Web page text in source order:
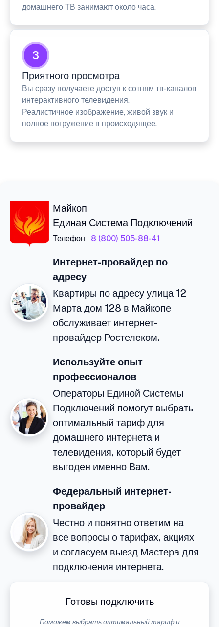
домашнего ТВ занимают около часа.
3
Приятного просмотра
Вы сразу получаете доступ к сотням тв-каналов
интерактивного телевидения.
Реалистичное изображение, живой звук и
полное погружение в происходящее.
Майкоп
Единая Система Подключений
Телефон : 8 (800) 505-88-41
Интернет-провайдер по
адресу
Квартиры по адресу улица 12
Марта дом 128 в Майкопе
обслуживает интернет-
провайдер Ростелеком.
Используйте опыт
профессионалов
Операторы Единой Системы
Подключений помогут выбрать
оптимальный тариф для
домашнего интернета и
телевидения, который будет
выгоден именно Вам.
Федеральный интернет-
провайдер
Честно и понятно ответим на
все вопросы о тарифах, акциях
и согласуем выезд Мастера для
подключения интернета.
Готовы подключить
Поможем выбрать оптимальный тариф и